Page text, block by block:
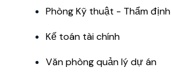
Phòng Kỹ thuật - Thẩm định
Kế toán tài chính
Văn phòng quản lý dự án